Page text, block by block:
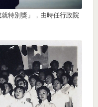
特別獎」，由時任行政院